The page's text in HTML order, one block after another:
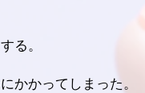
る。
かかってしまった。